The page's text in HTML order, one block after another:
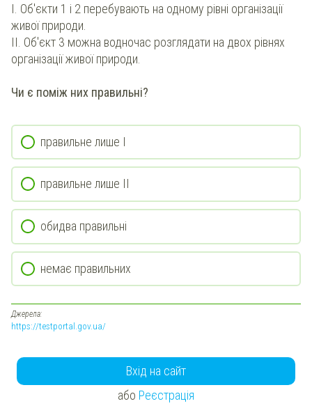
І. Об'єкти 1 і 2 перебувають на одному рівні організації
живої природи.
ІІ. Об'єкт 3 можна водночас розглядати на двох рівнях
організації живої природи.
Чи є поміж них правильні?
правильне лише І
правильне лише ІІ
обидва правильні
немає правильних
Джерела:
https://testportal.gov.ua/
Вхід на сайт
або Реєстрація